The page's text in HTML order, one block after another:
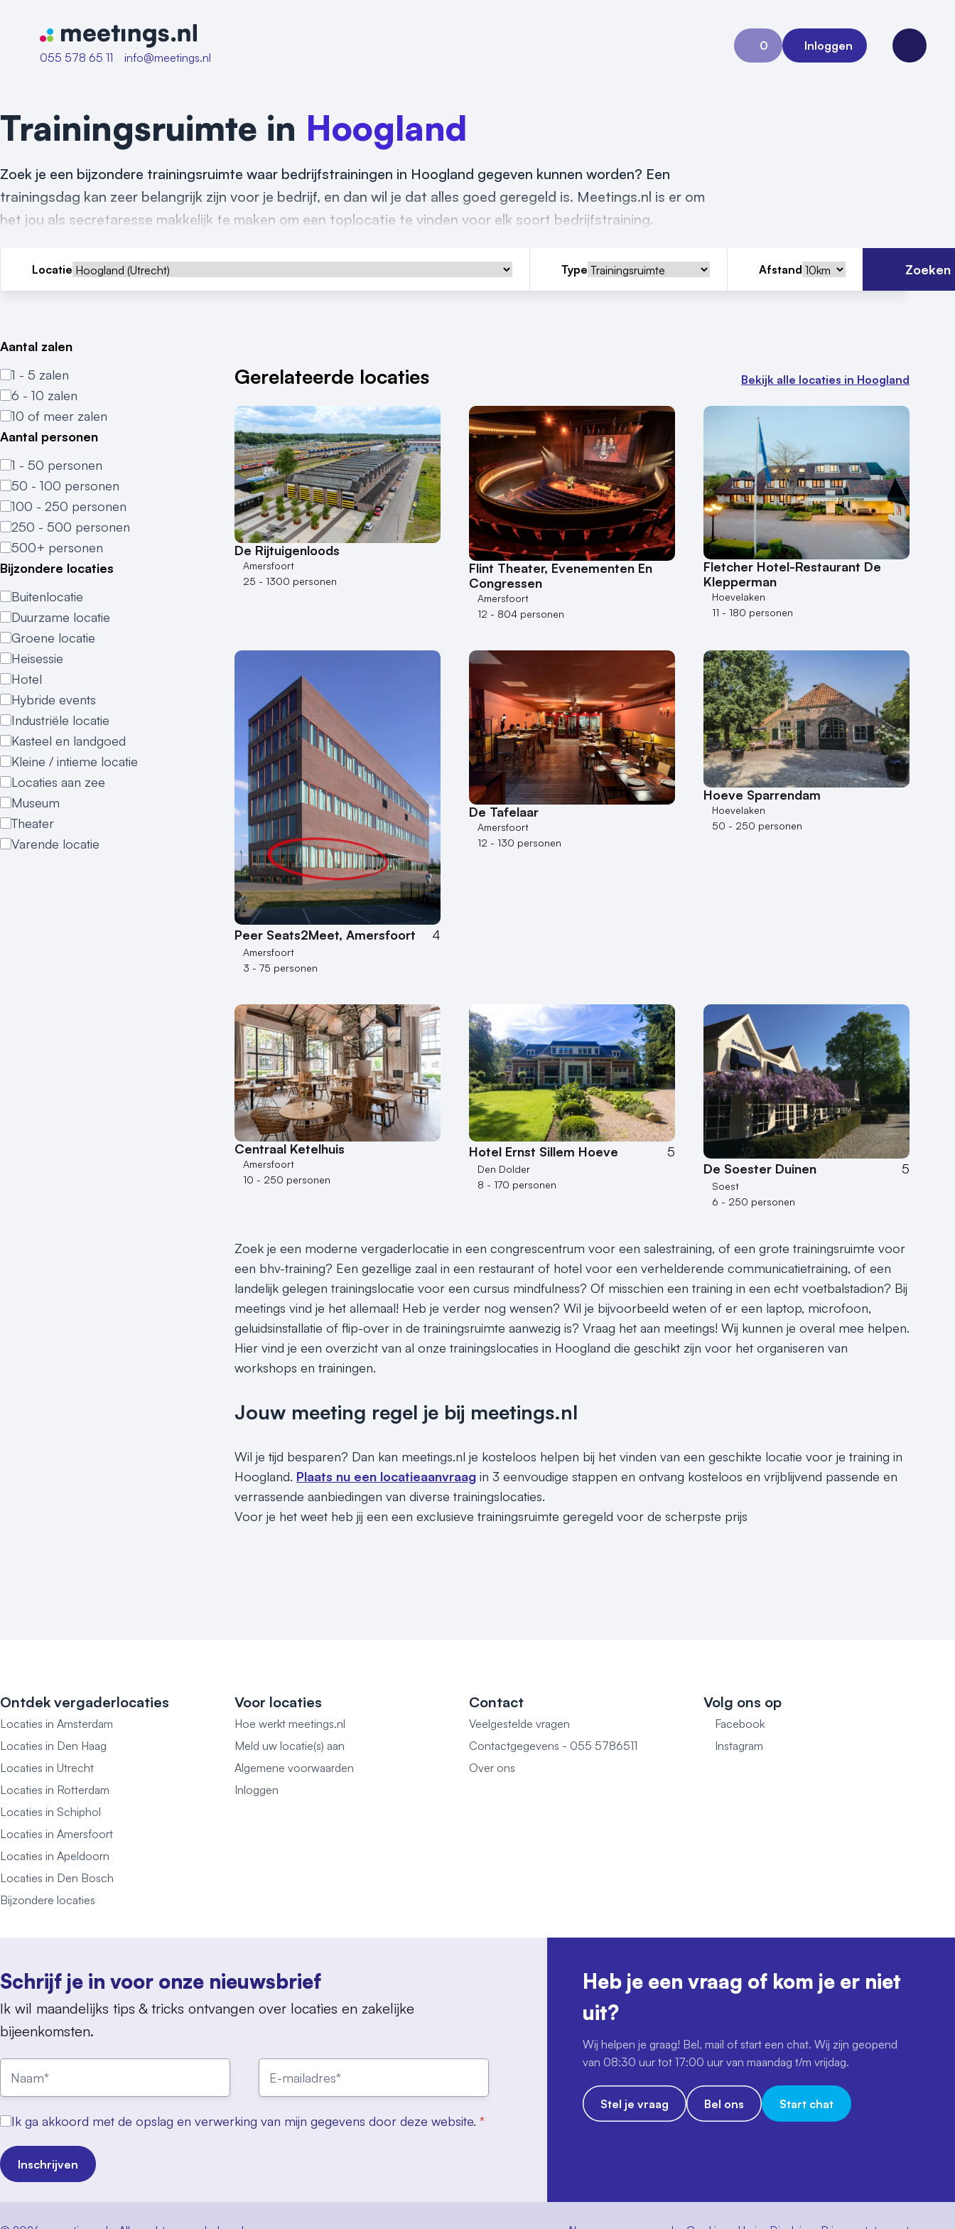
Naar home van Meetings
055 578 65 11
info@meetings.nl
0
Aanvraag 0
Inloggen
Open
Trainingsruimte in Hoogland
Zoek je een bijzondere trainingsruimte waar bedrijfstrainingen in Hoogland gegeven kunnen worden? Een
trainingsdag kan zeer belangrijk zijn voor je bedrijf, en dan wil je dat alles goed geregeld is. Meetings.nl is er om
het jou als secretaresse makkelijk te maken om een toplocatie te vinden voor elk soort bedrijfstraining.
Locatie Type Afstand Zoeken
Aantal zalen
1 - 5 zalen
6 - 10 zalen
10 of meer zalen
Aantal personen
1 - 50 personen
50 - 100 personen
100 - 250 personen
250 - 500 personen
500+ personen
Bijzondere locaties
Buitenlocatie
Duurzame locatie
Groene locatie
Heisessie
Hotel
Hybride events
Industriële locatie
Kasteel en landgoed
Kleine / intieme locatie
Locaties aan zee
Museum
Theater
Varende locatie
Gerelateerde locaties Bekijk alle locaties in Hoogland
De Rijtuigenloods
Amersfoort
25 - 1300 personen
Flint Theater, Evenementen En
Congressen
Amersfoort
12 - 804 personen
Fletcher Hotel-Restaurant De
Klepperman
Hoevelaken
11 - 180 personen
Peer Seats2Meet, Amersfoort 4
Amersfoort
3 - 75 personen
De Tafelaar
Amersfoort
12 - 130 personen
Hoeve Sparrendam
Hoevelaken
50 - 250 personen
Centraal Ketelhuis
Amersfoort
10 - 250 personen
Hotel Ernst Sillem Hoeve 5
Den Dolder
8 - 170 personen
De Soester Duinen 5
Soest
6 - 250 personen
Zoek je een moderne vergaderlocatie in een congrescentrum voor een salestraining, of een grote trainingsruimte voor
een bhv-training? Een gezellige zaal in een restaurant of hotel voor een verhelderende communicatietraining, of een
landelijk gelegen trainingslocatie voor een cursus mindfulness? Of misschien een training in een echt voetbalstadion? Bij
meetings vind je het allemaal! Heb je verder nog wensen? Wil je bijvoorbeeld weten of er een laptop, microfoon,
geluidsinstallatie of flip-over in de trainingsruimte aanwezig is? Vraag het aan meetings! Wij kunnen je overal mee helpen.
Hier vind je een overzicht van al onze trainingslocaties in Hoogland die geschikt zijn voor het organiseren van
workshops en trainingen.
Jouw meeting regel je bij meetings.nl
Wil je tijd besparen? Dan kan meetings.nl je kosteloos helpen bij het vinden van een geschikte locatie voor je training in
Hoogland. Plaats nu een locatieaanvraag in 3 eenvoudige stappen en ontvang kosteloos en vrijblijvend passende en
verrassende aanbiedingen van diverse trainingslocaties.
Voor je het weet heb jij een een exclusieve trainingsruimte geregeld voor de scherpste prijs
Ontdek vergaderlocaties
Locaties in Amsterdam
Locaties in Den Haag
Locaties in Utrecht
Locaties in Rotterdam
Locaties in Schiphol
Locaties in Amersfoort
Locaties in Apeldoorn
Locaties in Den Bosch
Bijzondere locaties
Voor locaties
Hoe werkt meetings.nl
Meld uw locatie(s) aan
Algemene voorwaarden
Inloggen
Contact
Veelgestelde vragen
Contactgegevens - 055 5786511
Over ons
Volg ons op
Facebook
Instagram
Schrijf je in voor onze nieuwsbrief
Ik wil maandelijks tips & tricks ontvangen over locaties en zakelijke
bijeenkomsten.
Ik ga akkoord met de opslag en verwerking van mijn gegevens door deze website. *
Inschrijven
Heb je een vraag of kom je er niet
uit?
Wij helpen je graag! Bel, mail of start een chat. Wij zijn geopend
van 08:30 uur tot 17:00 uur van maandag t/m vrijdag.
Stel je vraag Bel ons Start chat